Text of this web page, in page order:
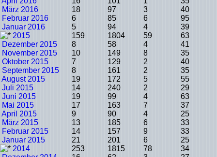
März 2016
18 97 3
40
Februar 2016
6 85 6
95
Januar 2016
5 94 4
39
2015
159 1804 59
63
Dezember 2015
8 58 4
41
November 2015
10 149 8
35
Oktober 2015
7 129 2
40
September 2015
8 161 2
35
August 2015
19 172 5
55
Juli 2015
14 240 2
29
Juni 2015
19 99 4
63
Mai 2015
17 163 7
37
April 2015
9 90 4
25
März 2015
13 185 6
33
Februar 2015
14 157 9
33
Januar 2015
21 201 6
25
2014
253 1815 78
34